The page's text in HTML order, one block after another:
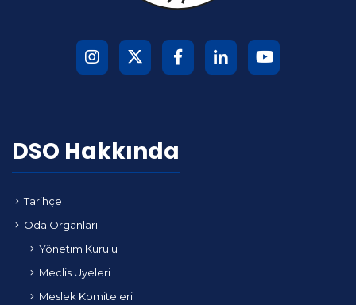
DSO Hakkında
Tarihçe
Oda Organları
Yönetim Kurulu
Meclis Üyeleri
Meslek Komiteleri